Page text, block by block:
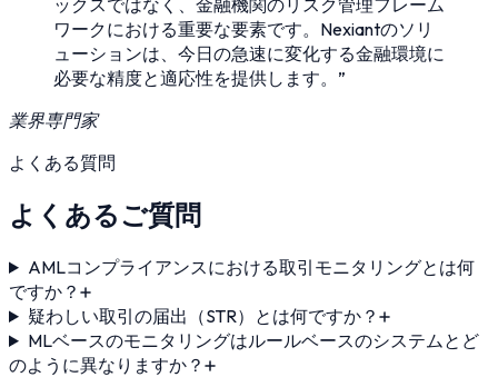
ックスではなく、金融機関のリスク管理フレーム
ワークにおける重要な要素です。Nexiantのソリ
ューションは、今日の急速に変化する金融環境に
必要な精度と適応性を提供します。”
業界専門家
よくある質問
よくあるご質問
AMLコンプライアンスにおける取引モニタリングとは何
ですか？
疑わしい取引の届出（STR）とは何ですか？
MLベースのモニタリングはルールベースのシステムとど
のように異なりますか？